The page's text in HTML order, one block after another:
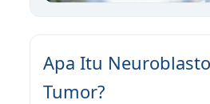
Apa Itu
Tumor?